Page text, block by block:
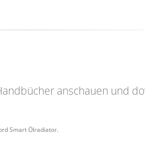
anschauen und
Smart Ölradiator.